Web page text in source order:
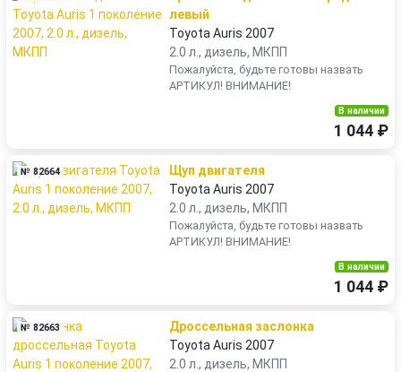
левый
Toyota Auris 2007
2.0 л., дизель, МКПП
Пожалуйста, будьте готовы назвать
АРТИКУЛ! ВНИМАНИЕ!
В наличии
1 044 ₽
№ 82664
Щуп двигателя
Toyota Auris 2007
2.0 л., дизель, МКПП
Пожалуйста, будьте готовы назвать
АРТИКУЛ! ВНИМАНИЕ!
В наличии
1 044 ₽
№ 82663
Дроссельная заслонка
Toyota Auris 2007
2.0 л., дизель, МКПП